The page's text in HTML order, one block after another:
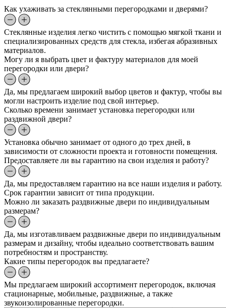
Как ухаживать за стеклянными перегородками и дверями?
Стеклянные изделия легко чистить с помощью мягкой ткани и
специализированных средств для стекла, избегая абразивных
материалов.
Могу ли я выбрать цвет и фактуру материалов для моей
перегородки или двери?
Да, мы предлагаем широкий выбор цветов и фактур, чтобы вы
могли настроить изделие под свой интерьер.
Сколько времени занимает установка перегородки или
раздвижной двери?
Установка обычно занимает от одного до трех дней, в
зависимости от сложности проекта и готовности помещения.
Предоставляете ли вы гарантию на свои изделия и работу?
Да, мы предоставляем гарантию на все наши изделия и работу.
Срок гарантии зависит от типа продукции.
Можно ли заказать раздвижные двери по индивидуальным
размерам?
Да, мы изготавливаем раздвижные двери по индивидуальным
размерам и дизайну, чтобы идеально соответствовать вашим
потребностям и пространству.
Какие типы перегородок вы предлагаете?
Мы предлагаем широкий ассортимент перегородок, включая
стационарные, мобильные, раздвижные, а также
звукоизолированные перегородки.